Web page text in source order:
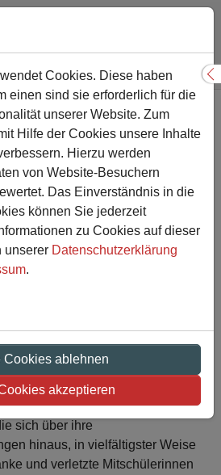
Schulsanitäter
die Gesamtschule Kamen
engagierten Schülerinnen und
sich über ihre
hinaus, in vielfältigster Weise
und verletzte Mitschülerinnen
Cookies. Diese haben
einen sind sie erforderlich für die
unserer Website. Zum
Hilfe der Cookies unsere Inhalte
Hierzu werden
von Website-Besuchern
Das Einverständnis in die
können Sie jederzeit
zu Cookies auf dieser
unserer Datenschutzerklärung
.
Cookies ablehnen
akzeptieren